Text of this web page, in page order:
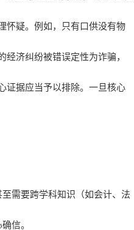
怀疑。例如，只有口供没有物
济纠纷被错误定性为诈骗，
证据应当予以排除。一旦核心
需要跨学科知识（如会计、法
信。